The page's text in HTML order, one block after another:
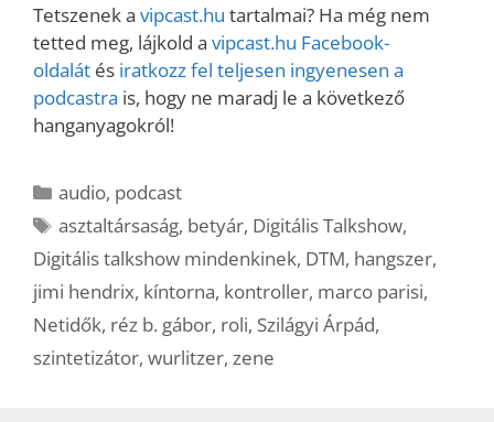
Tetszenek a vipcast.hu tartalmai? Ha még nem
tetted meg, lájkold a vipcast.hu Facebook-
oldalát és iratkozz fel teljesen ingyenesen a
podcastra is, hogy ne maradj le a következő
hanganyagokról!
Kategória
audio, podcast
Címkék
asztaltársaság, betyár, Digitális Talkshow,
Digitális talkshow mindenkinek, DTM, hangszer,
jimi hendrix, kíntorna, kontroller, marco parisi,
Netidők, réz b. gábor, roli, Szilágyi Árpád,
szintetizátor, wurlitzer, zene